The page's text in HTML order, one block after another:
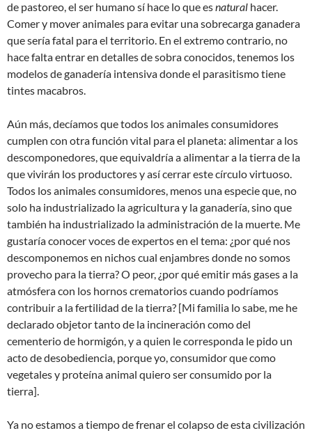
de pastoreo, el ser humano sí hace lo que esnatural hacer.
Comer y mover animales para evitar una sobrecarga ganadera
que sería fatal para el territorio. En el extremo contrario, no
hace falta entrar en detalles de sobra conocidos, tenemos los
modelos de ganadería intensiva donde el parasitismo tiene
tintes macabros.
Aún más, decíamos que todos los animales consumidores
cumplen con otra función vital para el planeta: alimentar a los
descomponedores, que equivaldría a alimentar a la tierra de la
que vivirán los productores y así cerrar este círculo virtuoso.
Todos los animales consumidores, menos una especie que, no
solo ha industrializado la agricultura y la ganadería, sino que
también ha industrializado la administración de la muerte. Me
gustaría conocer voces de expertos en el tema: ¿por qué nos
descomponemos en nichos cual enjambres donde no somos
provecho para la tierra? O peor, ¿por qué emitir más gases a la
atmósfera con los hornos crematorios cuando podríamos
contribuir a la fertilidad de la tierra? [Mi familia lo sabe, me he
declarado objetor tanto de la incineración como del
cementerio de hormigón, y a quien le corresponda le pido un
acto de desobediencia, porque yo, consumidor que como
vegetales y proteína animal quiero ser consumido por la
tierra].
Ya no estamos a tiempo de frenar el colapso de esta civilización